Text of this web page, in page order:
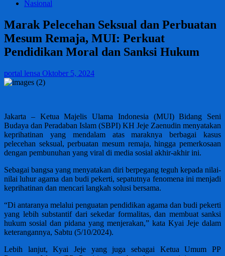
Nasional
Marak Pelecehan Seksual dan Perbuatan
Mesum Remaja, MUI: Perkuat
Pendidikan Moral dan Sanksi Hukum
portal lensa Oktober 5, 2024
Jakarta – Ketua Majelis Ulama Indonesia (MUI) Bidang Seni
Budaya dan Peradaban Islam (SBPI) KH Jeje Zaenudin menyatakan
keprihatinan yang mendalam atas maraknya berbagai kasus
pelecehan seksual, perbuatan mesum remaja, hingga pemerkosaan
dengan pembunuhan yang viral di media sosial akhir-akhir ini.
Sebagai bangsa yang menyatakan diri berpegang teguh kepada nilai-
nilai luhur agama dan budi pekerti, sepatutnya fenomena ini menjadi
keprihatinan dan mencari langkah solusi bersama.
“Di antaranya melalui penguatan pendidikan agama dan budi pekerti
yang lebih substantif dari sekedar formalitas, dan membuat sanksi
hukum sosial dan pidana yang menjerakan,” kata Kyai Jeje dalam
keterangannya, Sabtu (5/10/2024).
Lebih lanjut, Kyai Jeje yang juga sebagai Ketua Umum PP